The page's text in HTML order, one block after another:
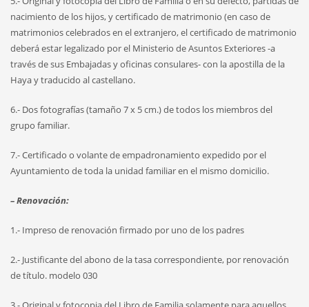
nacimiento de los hijos, y certificado de matrimonio (en caso de
matrimonios celebrados en el extranjero, el certificado de matrimonio
deberá estar legalizado por el Ministerio de Asuntos Exteriores -a
través de sus Embajadas y oficinas consulares- con la apostilla de la
Haya y traducido al castellano.
6.- Dos fotografías (tamaño 7 x 5 cm.) de todos los miembros del
grupo familiar.
7.- Certificado o volante de empadronamiento expedido por el
Ayuntamiento de toda la unidad familiar en el mismo domicilio.
– Renovación:
1.- Impreso de renovación firmado por uno de los padres
2.- Justificante del abono de la tasa correspondiente, por renovación
de título. modelo 030